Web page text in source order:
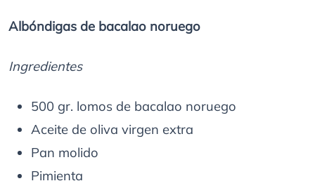
Albóndigas de bacalao noruego
Ingredientes
500 gr. lomos de bacalao noruego
Aceite de oliva virgen extra
Pan molido
Pimienta